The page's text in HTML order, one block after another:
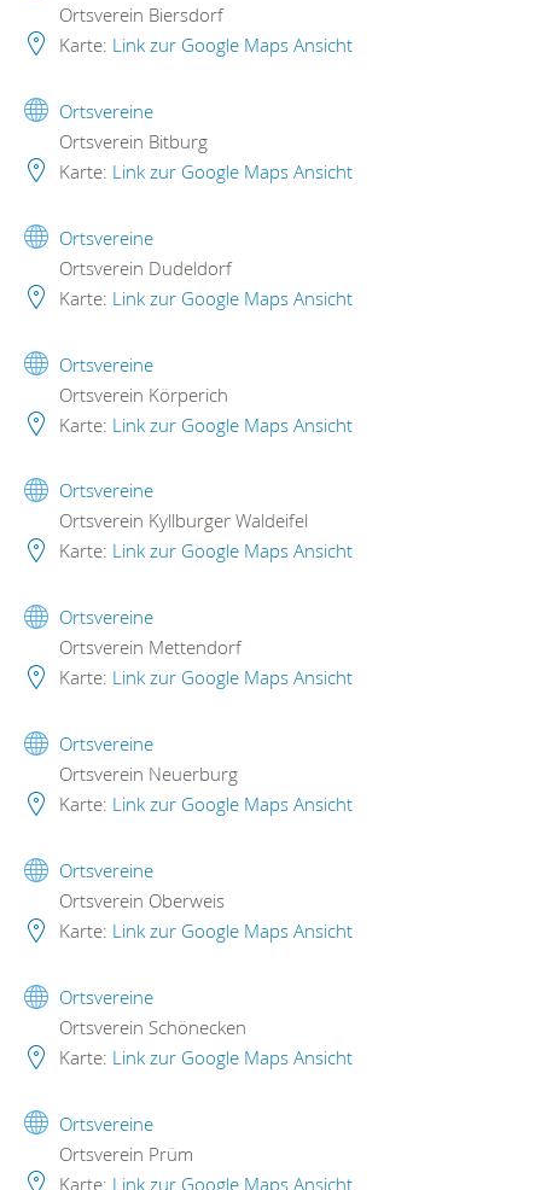
Ortsverein Biersdorf
Karte: Link zur Google Maps Ansicht
Ortsvereine
Ortsverein Bitburg
Karte: Link zur Google Maps Ansicht
Ortsvereine
Ortsverein Dudeldorf
Karte: Link zur Google Maps Ansicht
Ortsvereine
Ortsverein Körperich
Karte: Link zur Google Maps Ansicht
Ortsvereine
Ortsverein Kyllburger Waldeifel
Karte: Link zur Google Maps Ansicht
Ortsvereine
Ortsverein Mettendorf
Karte: Link zur Google Maps Ansicht
Ortsvereine
Ortsverein Neuerburg
Karte: Link zur Google Maps Ansicht
Ortsvereine
Ortsverein Oberweis
Karte: Link zur Google Maps Ansicht
Ortsvereine
Ortsverein Schönecken
Karte: Link zur Google Maps Ansicht
Ortsvereine
Ortsverein Prüm
Karte: Link zur Google Maps Ansicht